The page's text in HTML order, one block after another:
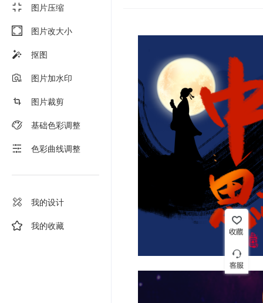
图片压缩
图片改大小
抠图
图片加水印
图片裁剪
基础色彩调整
色彩曲线调整
我的设计
我的收藏